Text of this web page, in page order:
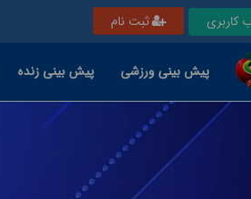
کاربری ثبت نام
پیش بینی ورزشی پیش بینی زنده